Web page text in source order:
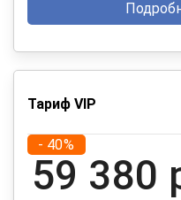
Тариф VIP
- 40%
59 380